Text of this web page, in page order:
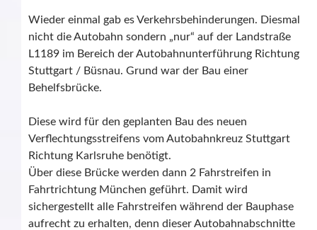
Wieder einmal gab es Verkehrsbehinderungen. Diesmal
nicht die Autobahn sondern „nur“ auf der Landstraße
L1189 im Bereich der Autobahnunterführung Richtung
Stuttgart / Büsnau. Grund war der Bau einer
Behelfsbrücke.
Diese wird für den geplanten Bau des neuen
Verflechtungsstreifens vom Autobahnkreuz Stuttgart
Richtung Karlsruhe benötigt.
Über diese Brücke werden dann 2 Fahrstreifen in
Fahrtrichtung München geführt. Damit wird
sichergestellt alle Fahrstreifen während der Bauphase
aufrecht zu erhalten, denn dieser Autobahnabschnitte